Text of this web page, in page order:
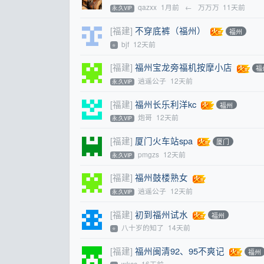
永.久VIP qazxx 1月前 ← 万万万 11天前
[福建] 不穿底裤（福州） 福州
⭐ bjf 12天前
[福建] 福州宝龙旁福机按摩小店 福
永.久VIP 逍遥公子 12天前
[福建] 福州长乐利洋kc 福州
永.久VIP 炮哥 12天前
[福建] 厦门火车站spa 厦门
永.久VIP pmgzs 12天前
[福建] 福州鼓楼熟女
永.久VIP 逍遥公子 12天前
[福建] 初到福州试水 福州
⭐ 八十岁的知了 14天前
[福建] 福州闽清92、95不爽记 福州